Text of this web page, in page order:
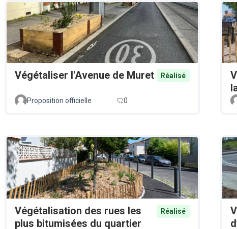
Végétaliser l'Avenue de Muret Réalisé
Proposition officielle 0
Végétalisation des rues les
plus bitumisées du quartier
Réalisé